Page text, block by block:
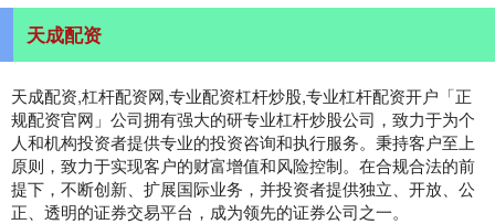
天成配资
天成配资,杠杆配资网,专业配资杠杆炒股,专业杠杆配资开户「正
规配资官网」公司拥有强大的研专业杠杆炒股公司，致力于为个
人和机构投资者提供专业的投资咨询和执行服务。秉持客户至上
原则，致力于实现客户的财富增值和风险控制。在合规合法的前
提下，不断创新、扩展国际业务，并投资者提供独立、开放、公
正、透明的证券交易平台，成为领先的证券公司之一。